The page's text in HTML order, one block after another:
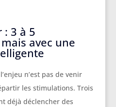
: 3 à 5
avec une
n’est pas de venir
les stimulations. Trois
déjà déclencher des